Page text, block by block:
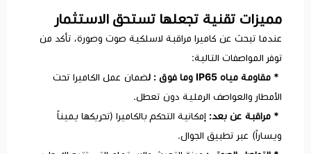
مميزات تقنية تجعلها تستحق الاستثمار
عندما تبحث عن كاميرا مراقبة لاسلكية صوت وصورة، تأكد من
توفر المواصفات التالية:
* مقاومة مياه IP65 وما فوق : ل
ضمان عمل الكاميرا تحت
الأمطار والعواصف الرملية دون تعطل.
* مراقبة عن بعد: إمكانية التحكم بالكاميرا (تحريكها يميناً
ويساراً) عبر تطبيق الجوال.